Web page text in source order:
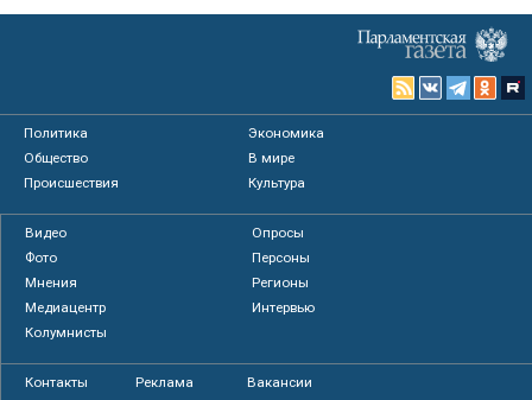
Политика
Экономика
Общество
В мире
Происшествия
Культура
Видео
Опросы
Фото
Персоны
Мнения
Регионы
Медиацентр
Интервью
Колумнисты
Контакты Реклама Вакансии